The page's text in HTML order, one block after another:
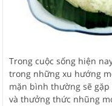
Trong cuộc sống hiện
trong những xu hướng
mặn bình thường sẽ
và thưởng thức nhũng